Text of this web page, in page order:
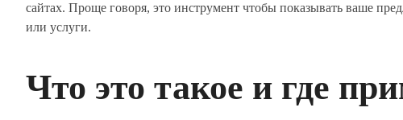
сайтах. Проще говоря, это инструмент чтобы показывать ваше
или услуги.
Что это такое и где